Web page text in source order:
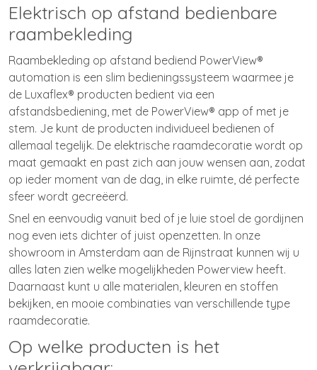
Elektrisch op afstand bedienbare
raambekleding
Raambekleding op afstand bediend PowerView®
automation is een slim bedieningssysteem waarmee je
de Luxaflex® producten bedient via een
afstandsbediening, met de PowerView® app of met je
stem. Je kunt de producten individueel bedienen of
allemaal tegelijk. De elektrische raamdecoratie wordt op
maat gemaakt en past zich aan jouw wensen aan, zodat
op ieder moment van de dag, in elke ruimte, dé perfecte
sfeer wordt gecreëerd.
Snel en eenvoudig vanuit bed of je luie stoel de gordijnen
nog even iets dichter of juist openzetten. In onze
showroom in Amsterdam aan de Rijnstraat kunnen wij u
alles laten zien welke mogelijkheden Powerview heeft.
Daarnaast kunt u alle materialen, kleuren en stoffen
bekijken, en mooie combinaties van verschillende type
raamdecoratie.
Op welke producten is het